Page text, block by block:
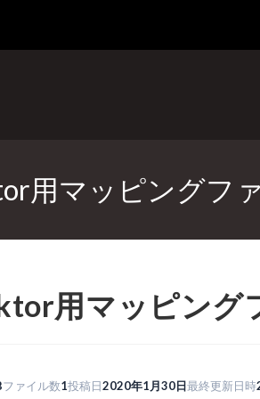
用マッピングファ
用マッピング
ファイル数1投稿日2020年1月30日最終更新日時